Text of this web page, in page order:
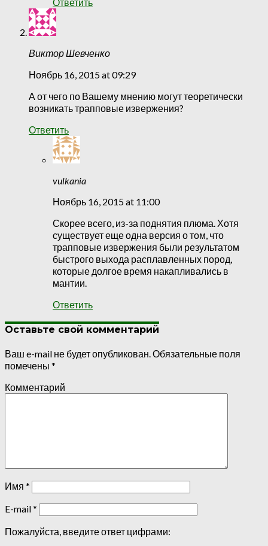
Ответить
Виктор Шевченко
Ноябрь 16, 2015 at 09:29
А от чего по Вашему мнению могут теоретически
возникать трапповые извержения?
Ответить
vulkania
Ноябрь 16, 2015 at 11:00
Скорее всего, из-за поднятия плюма. Хотя
существует еще одна версия о том, что
трапповые извержения были результатом
быстрого выхода расплавленных пород,
которые долгое время накапливались в
мантии.
Ответить
Оставьте свой комментарий
Ваш e-mail не будет опубликован.Обязательные поля
помечены *
Комментарий
Имя *
E-mail*
Пожалуйста, введите ответ цифрами: